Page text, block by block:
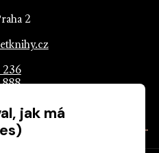
2
236
888
jak má